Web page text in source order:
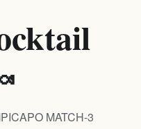
MATCH-3